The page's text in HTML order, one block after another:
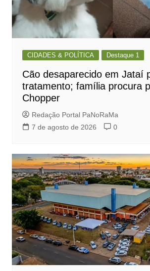
CIDADES & POLÍTICA Destaque 1
Cão desaparecido em Jataí
tratamento; família procura
Chopper
Redação Portal PaNoRaMa
7 de agosto de 2026
0